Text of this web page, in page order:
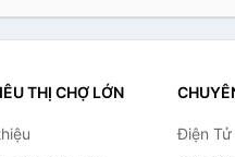
THỊ CHỢ LỚN
Điện